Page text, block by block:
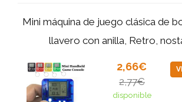
Mini máquina de juego clásica de
llavero con anilla, Retro,
2,66€
2,77€
disponible